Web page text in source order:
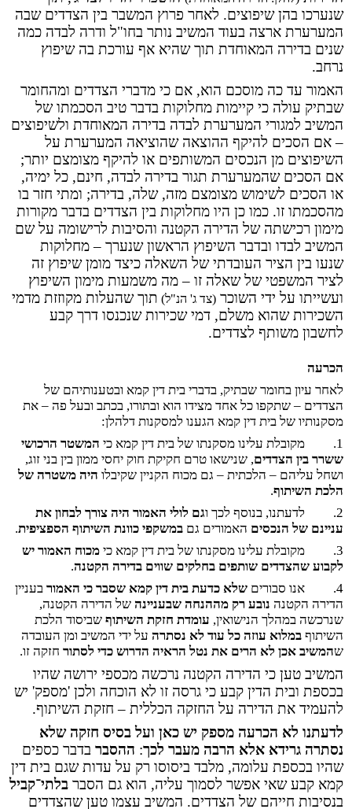
שנערכו בהן שיפוצים. לאחר פרוץ המשבר בין הצדדים שבה
המערערת ארצה בעוד המשיב נותר בחו"ל ודרה לבדה כמה
שנים בדירה המאוחדת תוך שהיא אף עורכת בה שיפוץ
נרחב.
האמור עד כה מוסכם הוא, אם כי מדברי הצדדים ומהחומר
שבתיק עולה כי קיימות מחלוקות בדבר טיב הסכמתו של
המשיב למגורי המערערת לבדה בדירה המאוחדת ולשיפוצים
– אם הסכים להיקף ההוצאה שהוציאה המערערת על
השיפוצים מן הנכסים המשותפים או להיקף מצומצם יותר;
אם הסכים שהמערערת תגור בדירה לבדה, חינם, כל ימיה,
או הסכים לשימוש מצומצם מזה, שלה, בדירה; ומתי חזר בו
מהסכמתו זו. כמו כן היו מחלוקות בין הצדדים בדבר מקורות
מימון רכישתה של הדירה הקטנה והסיבות לרישומה על שם
המשיב לבדו ובדבר השיפוץ הראשון שנערך – מחלוקות
שנעו בין הציר העובדתי של השאלה כיצד מומן שיפוץ זה
לציר המשפטי של שאלה זו – מה משמעות מימון השיפוץ
ועשייתו על ידי השוכר(צד ג' הנ"ל) תוך שהעלות מקוזזת מדמי
השכירות שהוא משלם, דמי שכירות שנכנסו דרך קבע
לחשבון משותף לצדדים.
הכרעה
לאחר עיון בחומר שבתיק, בדברי בית דין קמא ובטענותיהם של
הצדדים – שתקפו כל אחד מצידו הוא ובתורו, בכתב ובעל פה – את
מסקנותיו של בית דין קמא הגענו למסקנות דלהלן:
1.
מקובלת עלינו מסקנתו של בית דין קמא כי המשטר הרכושי
ששרר בין הצדדים, שנישאו טרם חקיקת חוק יחסי ממון בין בני זוג,
ושחל עליהם – הלכתית – גם מכוח הקניין שקיבלו היה משטרה של
הלכת השיתוף.
2.
לדעתנו, בנוסף לכך וגם לולי האמור היה צורך לבחון את
עניינם של הנכסים האמורים גםבמשקפי כוונת השיתוף הספציפית.
3.
מקובלת עלינו מסקנתו של בית דין קמא כימכוח האמור יש
לקבוע שהצדדים שותפים בחלקים שווים בדירה הקטנה.
4.
אנו סבוריםשלא כדעת בית דין קמא שסבר כי האמורבעניין
הדירה הקטנה נובע רק מההנחה שבעניינה של הדירה הקטנה,
שנרכשה במהלך הנישואין, עומדת חזקת השיתוףשביסוד הלכת
השיתוףבמלוא עוזה כל עוד לא נסתרה על ידי המשיב ומן העובדה
שהמשיב אכן לא הרים את נטל הראיה הדרוש כדי לסתור חזקה זו.
המשיב טען כי הדירה הקטנה נרכשה מכספי ירושה שהיו
בכספת ובית הדין קבע כי גרסה זו לא הוכחה ולכן 'מספק' יש
להעמיד את הדירה על החזקה הכללית – חזקת השיתוף.
לדעתנו לא הכרעה מספק יש כאן ועל בסיס חזקה שלא
נסתרה גרידא אלא הרבה מעבר לכך: ההסבר בדבר כספים
שהיו בכספת עלומה, מלבד ביסוסו רק על עדות שגם בית דין
קמא קבע שאי אפשר לסמוך עליה, הוא גם הסברבלתי־קביל
בנסיבות חייהם של הצדדים. המשיב עצמו טען שהצדדים